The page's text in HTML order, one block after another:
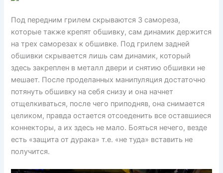
Под передним грилем скрываются 3 самореза,
которые также крепят обшивку, сам динамик держится
на трех саморезах к обшивке. Под грилем задней
обшивки скрывается лишь сам динамик, который
здесь закреплен в металл двери и снятию обшивки не
мешает. После проделанных манипуляция достаточно
потянуть обшивку на себя снизу и она начнет
отщелкиваться, после чего приподняв, она снимается
целиком, правда остается отсоеденить все оставшиеся
коннекторы, а их здесь не мало. Бояться нечего, везде
есть «защита от дурака» т.е. «не туда» вставить не
получится.